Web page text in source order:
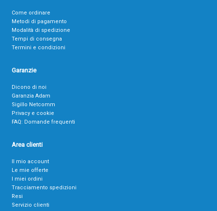
Come ordinare
Metodi di pagamento
Modalità di spedizione
Tempi di consegna
Termini e condizioni
Garanzie
Dicono di noi
Garanzia Adam
Sigillo Netcomm
Privacy e cookie
FAQ: Domande frequenti
Area clienti
Il mio account
Le mie offerte
I miei ordini
Tracciamento spedizioni
Resi
Servizio clienti